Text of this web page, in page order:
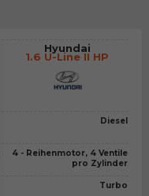
Hyundai
1.6 U-Line II HP
Diesel
4 - Reihenmotor, 4 Ventile
pro Zylinder
Turbo